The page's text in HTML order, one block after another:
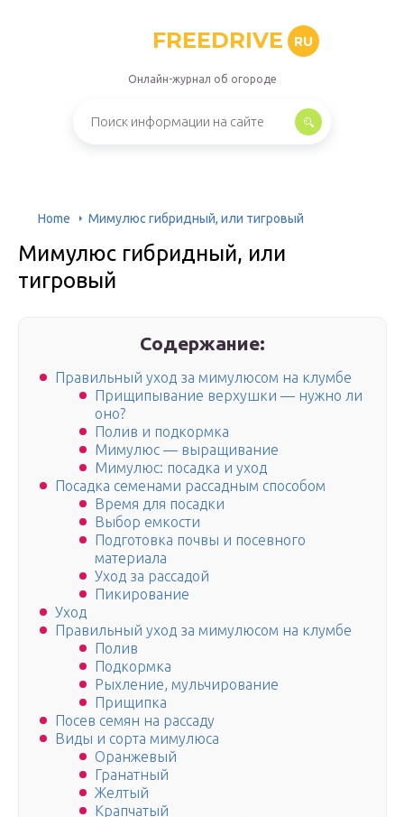
FREEDRIVE RU
Онлайн-журнал об огороде
Home Мимулюс гибридный, или тигровый
Мимулюс гибридный, или
тигровый
Содержание:
Правильный уход за мимулюсом на клумбе
Прищипывание верхушки — нужно ли
оно?
Полив и подкормка
Мимулюс — выращивание
Мимулюс: посадка и уход
Посадка семенами рассадным способом
Время для посадки
Выбор емкости
Подготовка почвы и посевного
материала
Уход за рассадой
Пикирование
Уход
Правильный уход за мимулюсом на клумбе
Полив
Подкормка
Рыхление, мульчирование
Прищипка
Посев семян на рассаду
Виды и сорта мимулюса
Оранжевый
Гранатный
Желтый
Крапчатый